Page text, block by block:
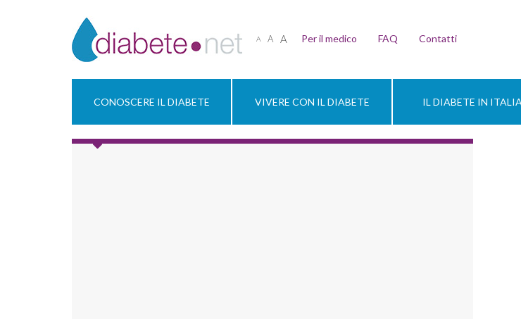
A A A Per il medico FAQ Contatti
CONOSCERE IL DIABETE VIVERE CON IL DIABETE IL DIABETE IN ITALIA